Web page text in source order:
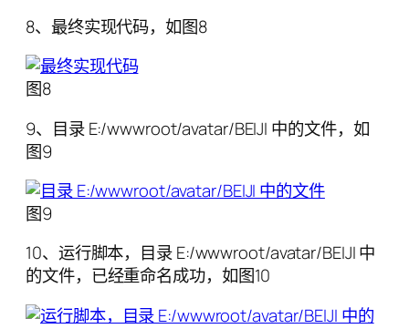
8、最终实现代码，如图8
图8
9、目录 E:/wwwroot/avatar/BEIJI 中的文件，如
图9
图9
10、运行脚本，目录 E:/wwwroot/avatar/BEIJI 中
的文件，已经重命名成功，如图10